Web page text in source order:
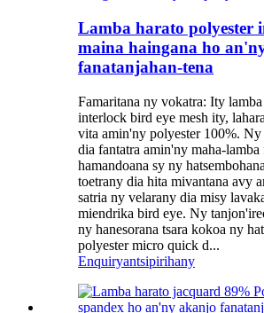
Lamba harato polyester
maina haingana ho
fanatanjahan-tena
Famaritana ny vokatra: Ity
interlock bird eye mesh ity,
vita amin'ny polyester 100%.
dia fantatra amin'ny maha-
hamandoana sy ny
toetrany dia hita mivantana avy
satria ny velarany dia misy
miendrika bird eye. Ny
ny hanesorana tsara kokoa ny
polyester micro quick d...
Enquiryantsipirihany